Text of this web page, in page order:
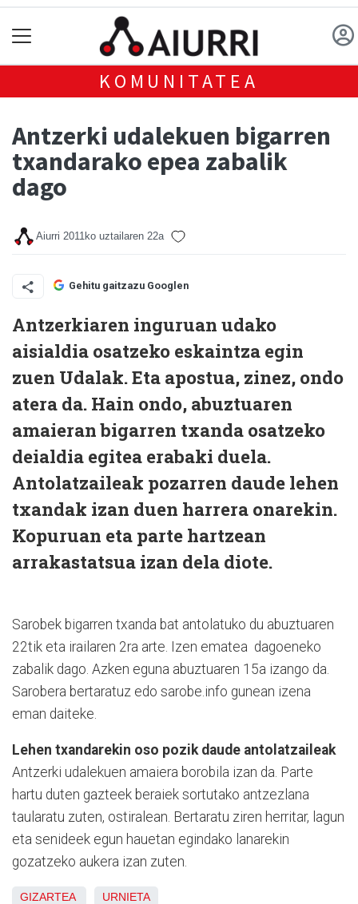
KOMUNITATEA
Antzerki udalekuen bigarren
txandarako epea zabalik
dago
Aiurri 2011ko uztailaren 22a
Gehitu gaitzazu Googlen
Antzerkiaren inguruan udako
aisialdia osatzeko eskaintza egin
zuen Udalak. Eta apostua, zinez, ondo
atera da. Hain ondo, abuztuaren
amaieran bigarren txanda osatzeko
deialdia egitea erabaki duela.
Antolatzaileak pozarren daude lehen
txandak izan duen harrera onarekin.
Kopuruan eta parte hartzean
arrakastatsua izan dela diote.
Sarobek bigarren txanda bat antolatuko du abuztuaren
22tik eta irailaren 2ra arte. Izen ematea dagoeneko
zabalik dago. Azken eguna abuztuaren 15a izango da.
Sarobera bertaratuz edo sarobe.info gunean izena
eman daiteke.
Lehen txandarekin oso pozik daude antolatzaileak
Antzerki udalekuen amaiera borobila izan da. Parte
hartu duten gazteek beraiek sortutako antzezlana
taularatu zuten, ostiralean. Bertaratu ziren herritar, lagun
eta senideek egun hauetan egindako lanarekin
gozatzeko aukera izan zuten.
GIZARTEA URNIETA